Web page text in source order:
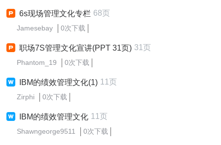
6s现场管理文化专栏 68页
Jamesebay 0次下载
职场7S管理文化宣讲(PPT 31页) 31页
Phantom_19 0次下载
IBM的绩效管理文化(1) 11页
Zirphi 0次下载
IBM的绩效管理文化 11页
Shawngeorge9511 0次下载